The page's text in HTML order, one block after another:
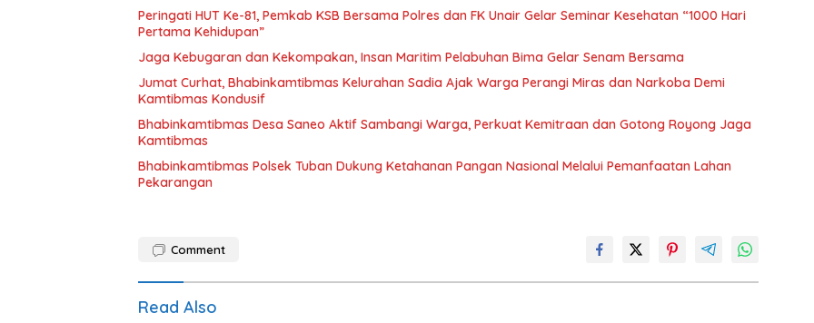
Peringati HUT Ke-81, Pemkab KSB Bersama Polres dan FK Unair Gelar Seminar Kesehatan “1000 Hari
Pertama Kehidupan”
Jaga Kebugaran dan Kekompakan, Insan Maritim Pelabuhan Bima Gelar Senam Bersama
Jumat Curhat, Bhabinkamtibmas Kelurahan Sadia Ajak Warga Perangi Miras dan Narkoba Demi
Kamtibmas Kondusif
Bhabinkamtibmas Desa Saneo Aktif Sambangi Warga, Perkuat Kemitraan dan Gotong Royong Jaga
Kamtibmas
Bhabinkamtibmas Polsek Tuban Dukung Ketahanan Pangan Nasional Melalui Pemanfaatan Lahan
Pekarangan
Comment
Read Also